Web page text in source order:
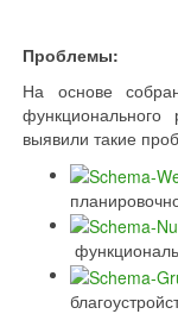
Проблемы:
На основе
выявили такие